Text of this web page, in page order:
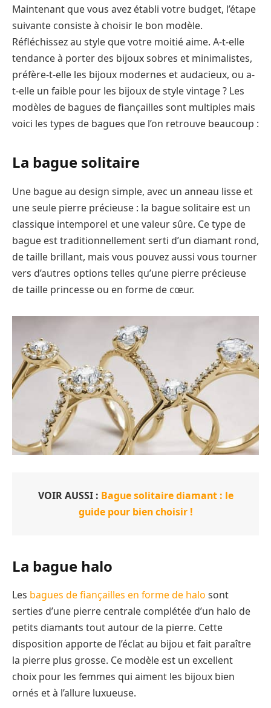
Maintenant que vous avez établi votre budget, l’étape
suivante consiste à choisir le bon modèle.
Réfléchissez au style que votre moitié aime. A-t-elle
tendance à porter des bijoux sobres et minimalistes,
préfère-t-elle les bijoux modernes et audacieux, ou a-
t-elle un faible pour les bijoux de style vintage ? Les
modèles de bagues de fiançailles sont multiples mais
voici les types de bagues que l’on retrouve beaucoup :
La bague solitaire
Une bague au design simple, avec un anneau lisse et
une seule pierre précieuse : la bague solitaire est un
classique intemporel et une valeur sûre. Ce type de
bague est traditionnellement serti d’un diamant rond,
de taille brillant, mais vous pouvez aussi vous tourner
vers d’autres options telles qu’une pierre précieuse
de taille princesse ou en forme de cœur.
VOIR AUSSI : Bague solitaire diamant : le
guide pour bien choisir !
La bague halo
Les bagues de fiançailles en forme de halo sont
serties d’une pierre centrale complétée d’un halo de
petits diamants tout autour de la pierre. Cette
disposition apporte de l’éclat au bijou et fait paraître
la pierre plus grosse. Ce modèle est un excellent
choix pour les femmes qui aiment les bijoux bien
ornés et à l’allure luxueuse.